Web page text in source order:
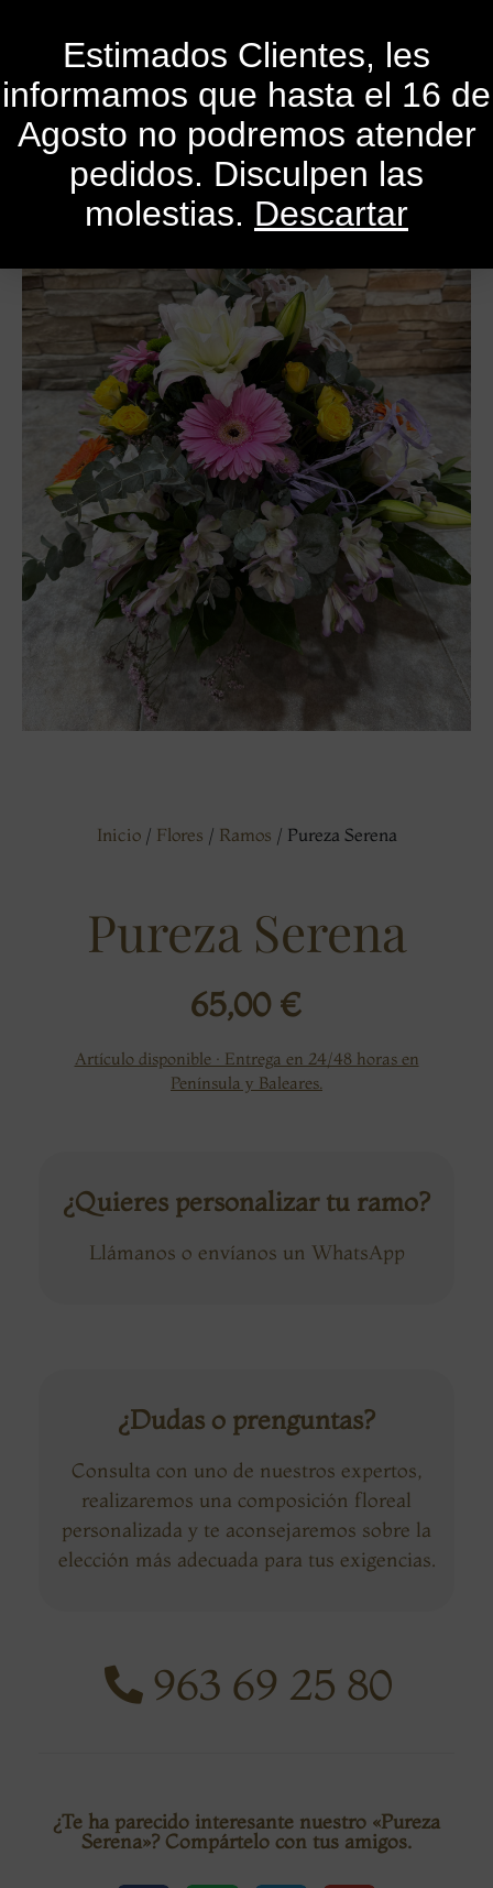
Estimados Clientes, les
informamos que hasta el 16 de
Agosto no podremos atender
pedidos. Disculpen las
molestias. Descartar
Inicio/ Flores / Ramos / Pureza Serena
Pureza Serena
65,00 €
Artículo disponible · Entrega en 24/48 horas en
Península y Baleares.
¿Quieres personalizar tu ramo?
Llámanos o envíanos un WhatsApp
¿Dudas o prenguntas?
Consulta con uno de nuestros expertos,
realizaremos una composición floreal
personalizada y te aconsejaremos sobre la
elección más adecuada para tus exigencias.
963 69 25 80
¿Te ha parecido interesante nuestro «Pureza
Serena»? Compártelo con tus amigos.